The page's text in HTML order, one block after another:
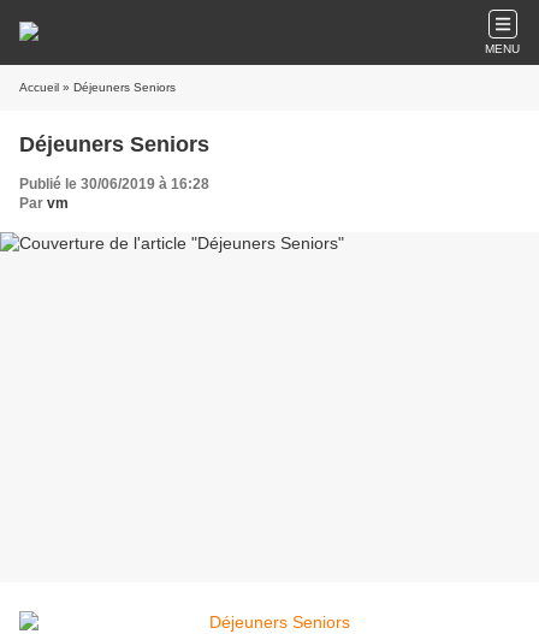
MENU
Accueil » Déjeuners Seniors
Déjeuners Seniors
Publié le 30/06/2019 à 16:28
Par vm